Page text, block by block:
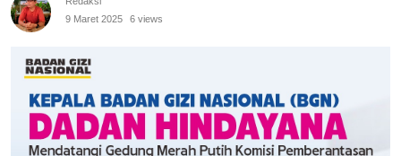
9 Maret 2025
6 views